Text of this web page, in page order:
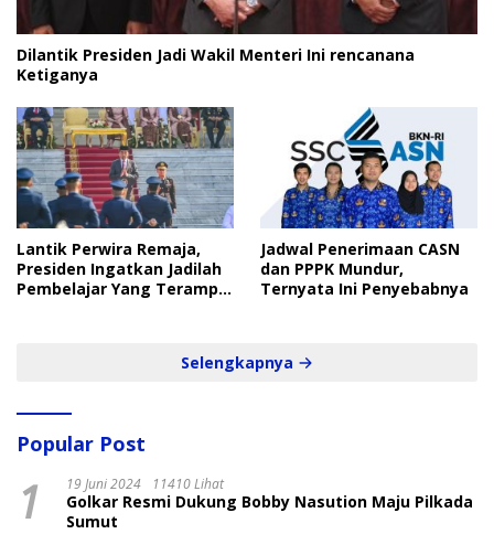
Dilantik Presiden Jadi Wakil Menteri Ini rencanana
Ketiganya
Lantik Perwira Remaja,
Presiden Ingatkan Jadilah
Pembelajar Yang Terampil
Jadwal Penerimaan CASN
dan PPPK Mundur,
Ternyata Ini Penyebabnya
Selengkapnya
Popular Post
1 19 Juni 2024 11410 Lihat
Golkar Resmi Dukung Bobby Nasution Maju Pilkada
Sumut